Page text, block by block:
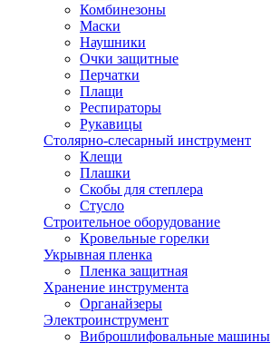
Комбинезоны
Маски
Наушники
Очки защитные
Перчатки
Плащи
Респираторы
Рукавицы
Столярно-слесарный инструмент
Клещи
Плашки
Скобы для степлера
Стусло
Строительное оборудование
Кровельные горелки
Укрывная пленка
Пленка защитная
Хранение инструмента
Органайзеры
Электроинструмент
Виброшлифовальные машины